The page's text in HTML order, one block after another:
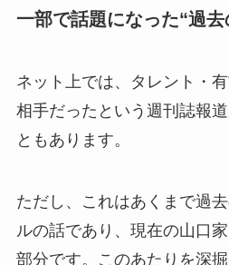
一部で話題になった“過
ネット上では、タレント・
相手だったという週刊誌報
ともあります。
ただし、これはあくまで過
ルの話であり、現在の山口
部分です。このあたりを深掘